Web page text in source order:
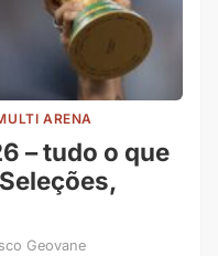
ARENA
– tudo o que
Geovane